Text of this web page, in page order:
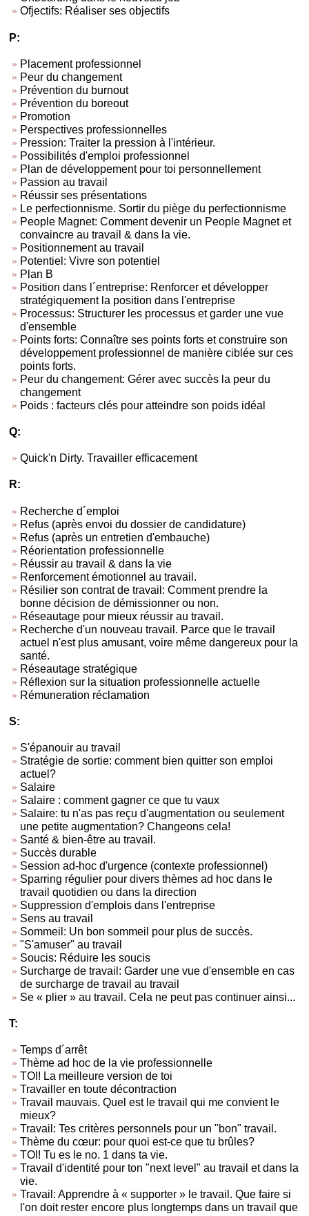
Ofjectifs: Réaliser ses objectifs
P:
Placement professionnel
Peur du changement
Prévention du burnout
Prévention du boreout
Promotion
Perspectives professionnelles
Pression: Traiter la pression à l'intérieur.
Possibilités d'emploi professionnel
Plan de développement pour toi personnellement
Passion au travail
Réussir ses présentations
Le perfectionnisme. Sortir du piège du perfectionnisme
People Magnet: Comment devenir un People Magnet et
convaincre au travail & dans la vie.
Positionnement au travail
Potentiel: Vivre son potentiel
Plan B
Position dans l´entreprise: Renforcer et développer
stratégiquement la position dans l'entreprise
Processus: Structurer les processus et garder une vue
d'ensemble
Points forts: Connaître ses points forts et construire son
développement professionnel de manière ciblée sur ces
points forts.
Peur du changement: Gérer avec succès la peur du
changement
Poids : facteurs clés pour atteindre son poids idéal
Q:
Quick'n Dirty. Travailler efficacement
R:
Recherche d´emploi
Refus (après envoi du dossier de candidature)
Refus (après un entretien d'embauche)
Réorientation professionnelle
Réussir au travail & dans la vie
Renforcement émotionnel au travail.
Résilier son contrat de travail: Comment prendre la
bonne décision de démissionner ou non.
Réseautage pour mieux réussir au travail.
Recherche d'un nouveau travail. Parce que le travail
actuel n'est plus amusant, voire même dangereux pour la
santé.
Réseautage stratégique
Réflexion sur la situation professionnelle actuelle
Rémuneration réclamation
S:
S'épanouir au travail
Stratégie de sortie: comment bien quitter son emploi
actuel?
Salaire
Salaire : comment gagner ce que tu vaux
Salaire: tu n'as pas reçu d'augmentation ou seulement
une petite augmentation? Changeons cela!
Santé & bien-être au travail.
Succès durable
Session ad-hoc d'urgence (contexte professionnel)
Sparring régulier pour divers thèmes ad hoc dans le
travail quotidien ou dans la direction
Suppression d'emplois dans l'entreprise
Sens au travail
Sommeil: Un bon sommeil pour plus de succès.
"S'amuser" au travail
Soucis: Réduire les soucis
Surcharge de travail: Garder une vue d'ensemble en cas
de surcharge de travail au travail
Se « plier » au travail. Cela ne peut pas continuer ainsi...
T:
Temps d´arrêt
Thème ad hoc de la vie professionnelle
TOI! La meilleure version de toi
Travailler en toute décontraction
Travail mauvais. Quel est le travail qui me convient le
mieux?
Travail: Tes critères personnels pour un "bon" travail.
Thème du cœur: pour quoi est-ce que tu brûles?
TOI! Tu es le no. 1 dans ta vie.
Travail d'identité pour ton "next level" au travail et dans la
vie.
Travail: Apprendre à « supporter » le travail. Que faire si
l'on doit rester encore plus longtemps dans un travail que